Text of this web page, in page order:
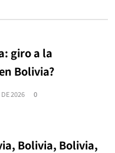
giro a la
Bolivia?
2026 0
Bolivia, Bolivia,